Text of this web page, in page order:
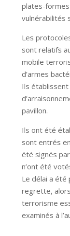
plates-
vulnérabilités
Les
sont relatifs
mobile
d’armes
Ils
pavillon.
Ils ont été
sont entrés
été signés
n’ont été
Le délai a été
regrette, alors
terrorisme
examinés à